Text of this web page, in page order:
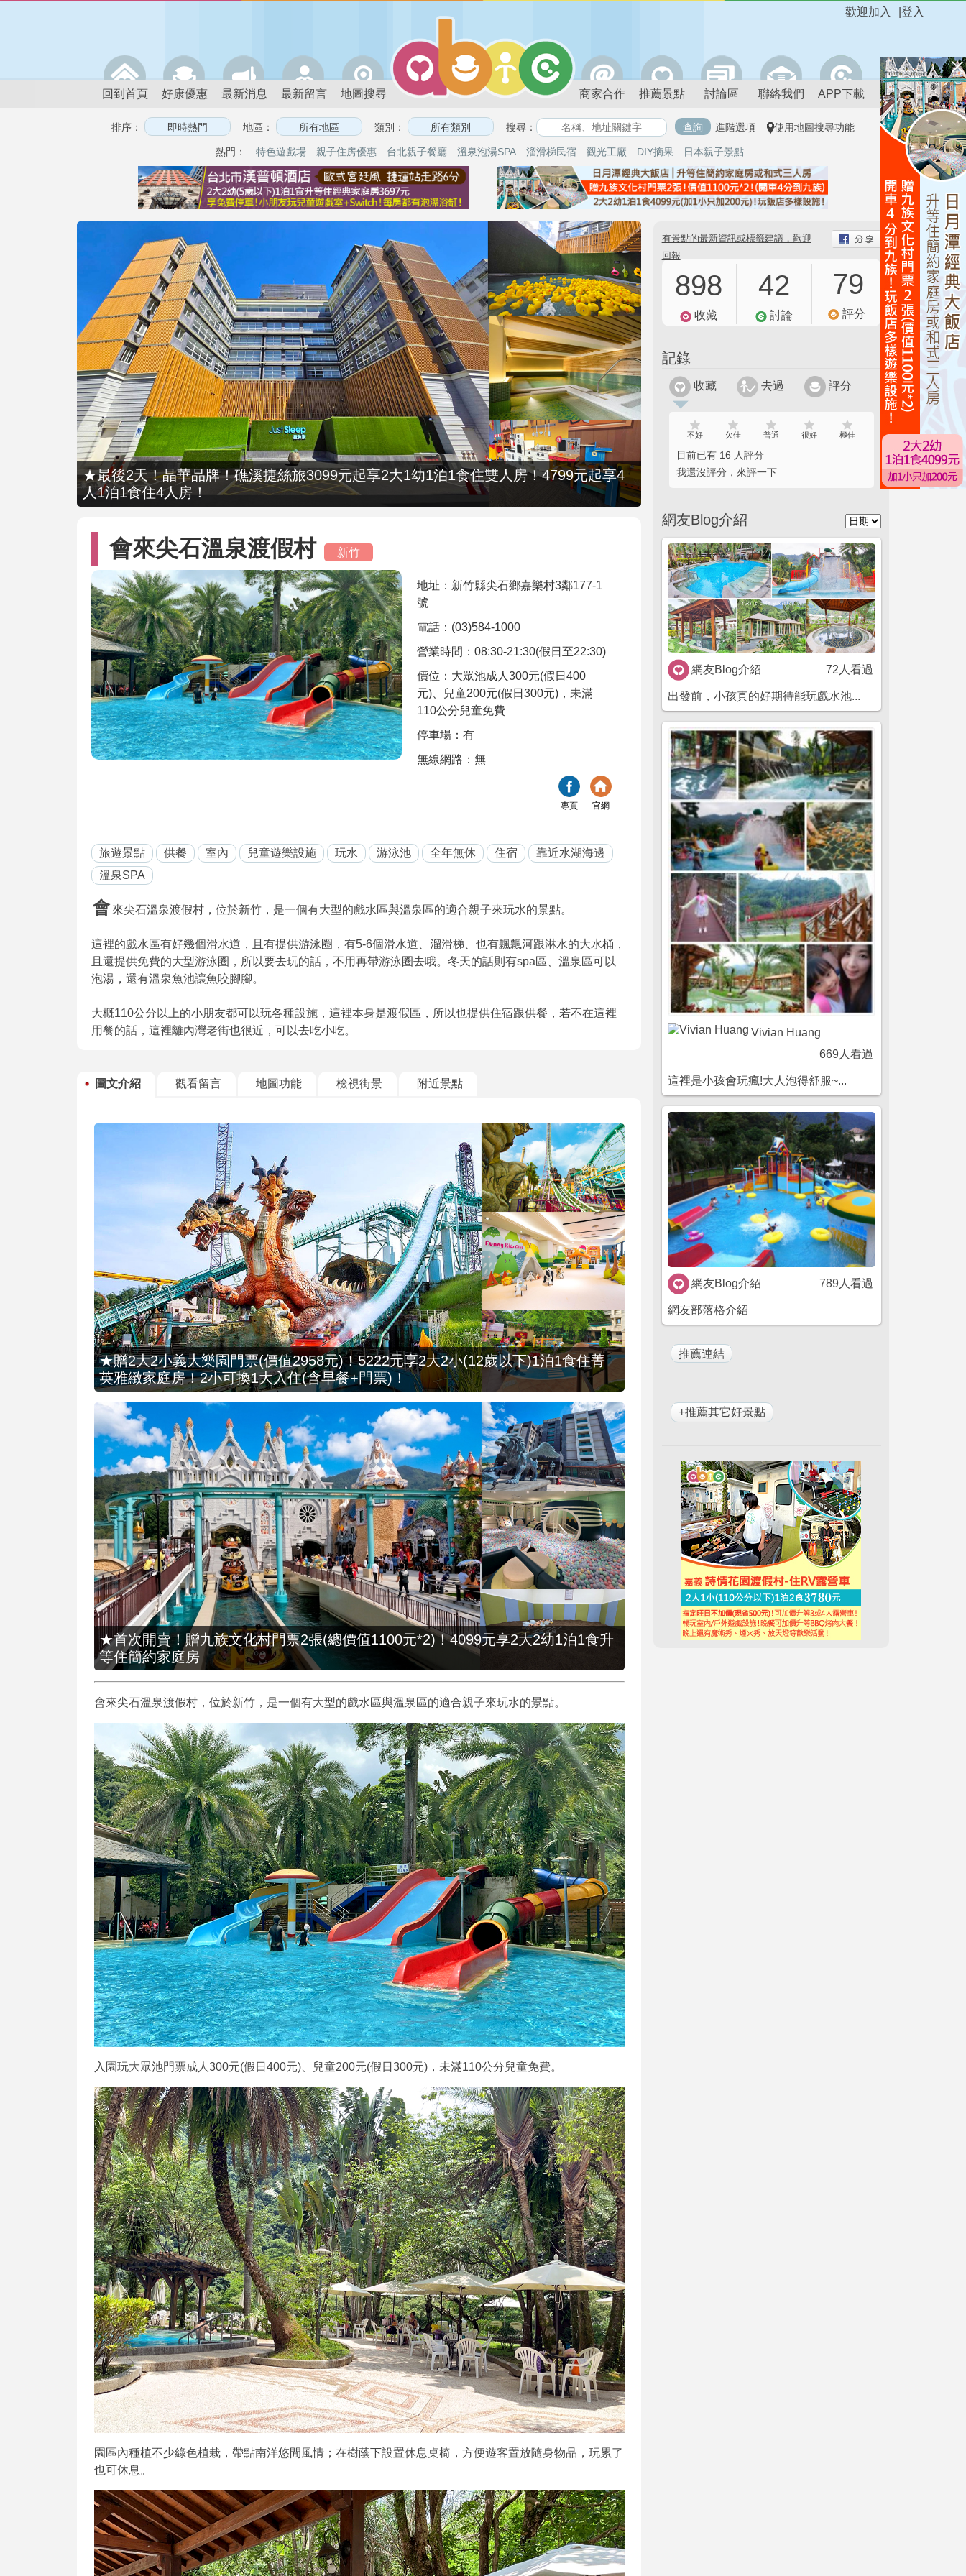
登入
歡迎加入
回到首頁 好康優惠 最新消息 最新留言 地圖搜尋 商家合作 推薦景點 討論區 聯絡我們 APP下載
排序： 地區： 類別： 搜尋： 進階選項 使用地圖搜尋功能
熱門： 特色遊戲場 親子住房優惠 台北親子餐廳 溫泉泡湯SPA 溜滑梯民宿 觀光工廠 DIY摘果 日本親子景點
★最後2天！晶華品牌！礁溪捷絲旅3099元起享2大1幼1泊1食住雙人房！4799元起享4
人1泊1食住4人房！
會來尖石溫泉渡假村 新竹
地址：新竹縣尖石鄉嘉樂村3鄰177-1
號
電話：(03)584-1000
營業時間：08:30-21:30(假日至22:30)
價位：大眾池成人300元(假日400
元)、兒童200元(假日300元)，未滿
110公分兒童免費
停車場：有
無線網路：無
專頁 官網
旅遊景點 供餐 室內 兒童遊樂設施 玩水 游泳池 全年無休 住宿
靠近水湖海邊
溫泉SPA
會 來尖石溫泉渡假村，位於新竹，是一個有大型的戲水區與溫泉區的適合親子來玩水的景點。
這裡的戲水區有好幾個滑水道，且有提供游泳圈，有5-6個滑水道、溜滑梯、也有飄飄河跟淋水的大水桶，
且還提供免費的大型游泳圈，所以要去玩的話，不用再帶游泳圈去哦。冬天的話則有spa區、溫泉區可以
泡湯，還有溫泉魚池讓魚咬腳腳。
大概110公分以上的小朋友都可以玩各種設施，這裡本身是渡假區，所以也提供住宿跟供餐，若不在這裡
用餐的話，這裡離內灣老街也很近，可以去吃小吃。
圖文介紹 觀看留言 地圖功能 檢視街景 附近景點
★贈2大2小義大樂園門票(價值2958元)！5222元享2大2小(12歲以下)1泊1食住菁
英雅緻家庭房！2小可換1大入住(含早餐+門票)！
★首次開賣！贈九族文化村門票2張(總價值1100元*2)！4099元享2大2幼1泊1食升
等住簡約家庭房
會來尖石溫泉渡假村，位於新竹，是一個有大型的戲水區與溫泉區的適合親子來玩水的景點。
入園玩大眾池門票成人300元(假日400元)、兒童200元(假日300元)，未滿110公分兒童免費。
園區內種植不少綠色植栽，帶點南洋悠閒風情；在樹蔭下設置休息桌椅，方便遊客置放隨身物品，玩累了
也可休息。
有景點的最新資訊或標籤建議，歡迎
回報
898
收藏
42
討論
79
評分
記錄
收藏 去過 評分
不好 欠佳 普通 很好 極佳
目前已有 16 人評分
我還沒評分，來評一下
網友Blog介紹
網友Blog介紹 72人看過
出發前，小孩真的好期待能玩戲水池...
Vivian Huang
669人看過
這裡是小孩會玩瘋!大人泡得舒服~...
網友Blog介紹 789人看過
網友部落格介紹
+推薦其它好景點